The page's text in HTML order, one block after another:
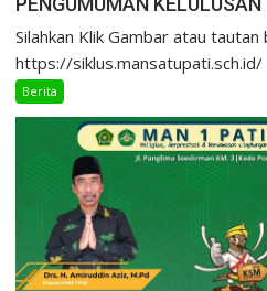
Silahkan Klik Gambar atau tautan
https://siklus.mansatupati.sch.id/
Berita